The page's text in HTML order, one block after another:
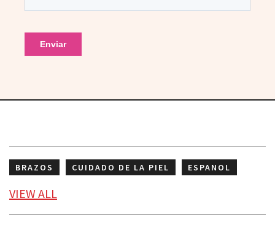
BRAZOS CUIDADO DE LA PIEL
ESPANOL
MICROAGUJAS
VIEWALL